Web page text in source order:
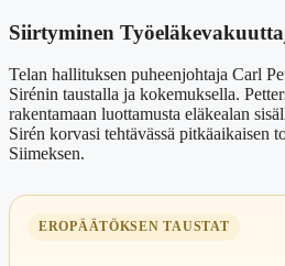
Siirtyminen
Telan hallituksen puheenjohtaja Carl
Sirénin taustalla ja kokemuksella.
rakentamaan luottamusta eläkealan
Sirén korvasi tehtävässä pitkäaikaisen
Siimeksen.
EROPÄÄTÖKSEN TAUSTAT